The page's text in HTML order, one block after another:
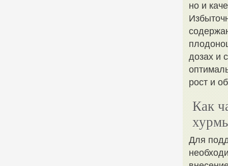
но и
дозах и
рост и
Как
Для